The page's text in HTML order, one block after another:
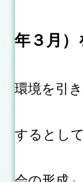
年３月）
印西
環境を引
の発
するとし
ネル